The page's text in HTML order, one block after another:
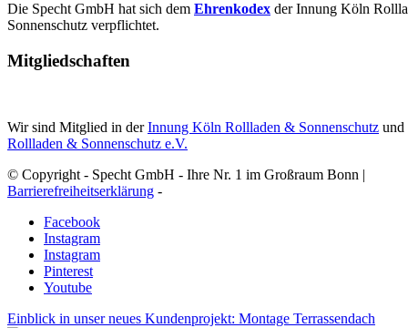
Die Specht GmbH hat sich dem Ehrenkodex der Innung Köln
Sonnenschutz verpflichtet.
Mitgliedschaften
Wir sind Mitglied in derInnung Köln Rollladen & Sonnenschutz
Rollladen & Sonnenschutz e.V.
© Copyright - Specht GmbH - Ihre Nr. 1 im Großraum Bonn |
Barrierefreiheitserklärung -
Facebook
Instagram
Instagram
Pinterest
Youtube
Einblick in unser neues Kundenprojekt: Montage Terrassendach